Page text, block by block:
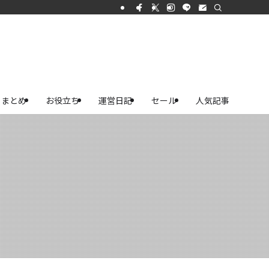
まとめ お役立ち 運営日記 セール 人気記事